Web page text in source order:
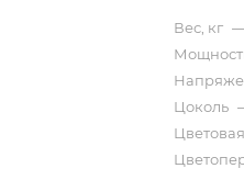
Вес, кг
Цоколь